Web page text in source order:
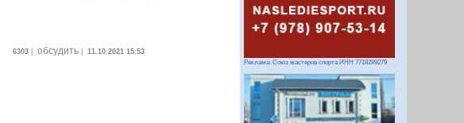
6303| обсудить| 11.10.2021 15:53
Реклама: Союз мастеров спорта ИНН 7718289279